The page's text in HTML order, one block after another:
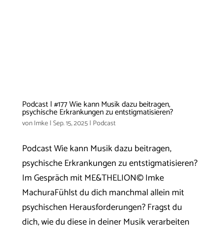
Podcast | #177 Wie kann Musik dazu beitragen,
psychische Erkrankungen zu entstigmatisieren?
vonImke|Sep. 15, 2025| Podcast
Podcast Wie kann Musik dazu beitragen,
psychische Erkrankungen zu entstigmatisieren?
Im Gespräch mit ME&THELION© Imke
MachuraFühlst du dich manchmal allein mit
psychischen Herausforderungen? Fragst du
dich, wie du diese in deiner Musik verarbeiten